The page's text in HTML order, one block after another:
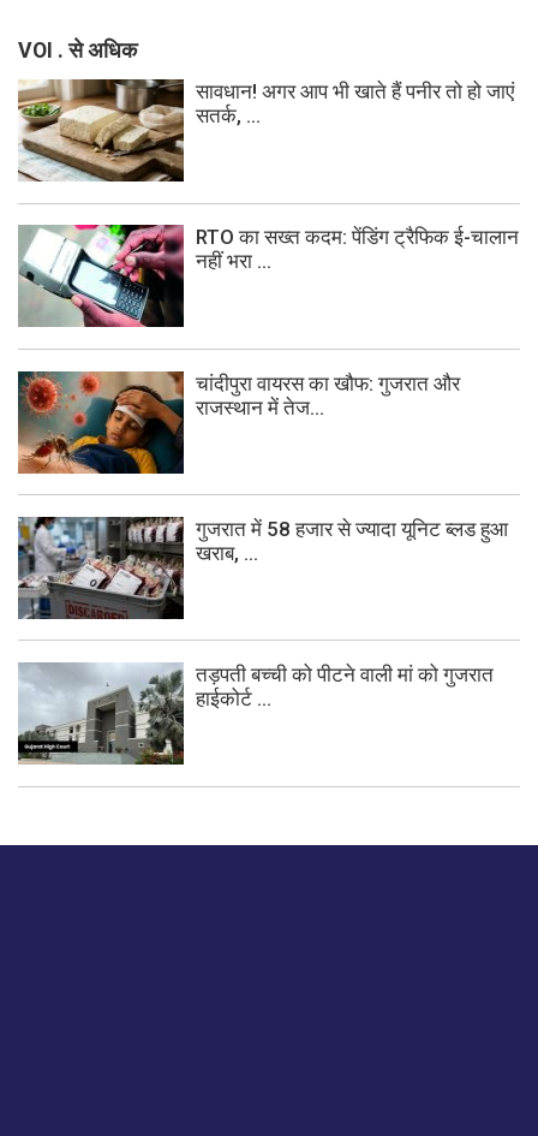
VOI . से अधिक
सावधान! अगर आप भी खाते हैं पनीर तो हो जाएं
सतर्क, ...
RTO का सख्त कदम: पेंडिंग ट्रैफिक ई-चालान
नहीं भरा ...
चांदीपुरा वायरस का खौफ: गुजरात और
राजस्थान में तेज...
गुजरात में 58 हजार से ज्यादा यूनिट ब्लड हुआ
खराब, ...
तड़पती बच्ची को पीटने वाली मां को गुजरात
हाईकोर्ट ...